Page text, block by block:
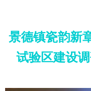
景德镇瓷韵新
试验区建设